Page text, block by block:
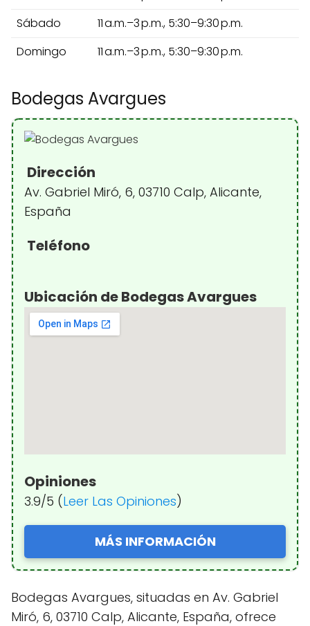
Sábado
11 a.m.–3 p.m., 5:30–9:30 p.m.
Domingo
11 a.m.–3 p.m., 5:30–9:30 p.m.
Bodegas Avargues
Dirección
Av. Gabriel Miró, 6, 03710 Calp, Alicante,
España
Teléfono
Ubicación de Bodegas Avargues
Opiniones
3.9/5 (Leer Las Opiniones)
MÁS INFORMACIÓN
Bodegas Avargues, situadas en Av. Gabriel
Miró, 6, 03710 Calp, Alicante, España, ofrece